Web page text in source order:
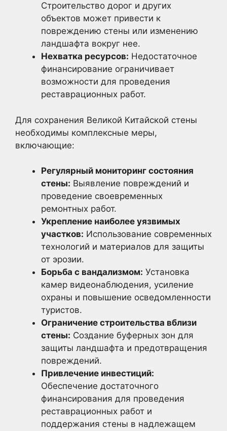
Строительство дорог и других
объектов может привести к
повреждению стены или изменению
ландшафта вокруг нее.
Нехватка ресурсов: Недостаточное
финансирование ограничивает
возможности для проведения
реставрационных работ.
Для сохранения Великой Китайской стены
необходимы комплексные меры,
включающие:
Регулярный мониторинг состояния
стены: Выявление повреждений и
проведение своевременных
ремонтных работ.
Укрепление наиболее уязвимых
участков: Использование современных
технологий и материалов для защиты
от эрозии.
Борьба с вандализмом: Установка
камер видеонаблюдения, усиление
охраны и повышение осведомленности
туристов.
Ограничение строительства вблизи
стены: Создание буферных зон для
защиты ландшафта и предотвращения
повреждений.
Привлечение инвестиций:
Обеспечение достаточного
финансирования для проведения
реставрационных работ и
поддержания стены в надлежащем